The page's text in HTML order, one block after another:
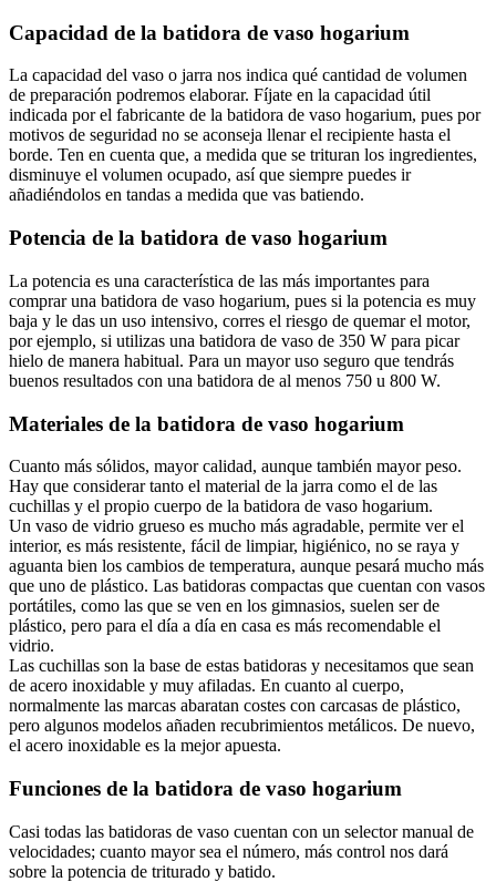
Capacidad de la batidora de vaso hogarium
La capacidad del vaso o jarra nos indica qué cantidad de volumen
de preparación podremos elaborar. Fíjate en la capacidad útil
indicada por el fabricante de la batidora de vaso hogarium, pues por
motivos de seguridad no se aconseja llenar el recipiente hasta el
borde. Ten en cuenta que, a medida que se trituran los ingredientes,
disminuye el volumen ocupado, así que siempre puedes ir
añadiéndolos en tandas a medida que vas batiendo.
Potencia de la batidora de vaso hogarium
La potencia es una característica de las más importantes para
comprar una batidora de vaso hogarium, pues si la potencia es muy
baja y le das un uso intensivo, corres el riesgo de quemar el motor,
por ejemplo, si utilizas una batidora de vaso de 350 W para picar
hielo de manera habitual. Para un mayor uso seguro que tendrás
buenos resultados con una batidora de al menos 750 u 800 W.
Materiales de la batidora de vaso hogarium
Cuanto más sólidos, mayor calidad, aunque también mayor peso.
Hay que considerar tanto el material de la jarra como el de las
cuchillas y el propio cuerpo de la batidora de vaso hogarium.
Un vaso de vidrio grueso es mucho más agradable, permite ver el
interior, es más resistente, fácil de limpiar, higiénico, no se raya y
aguanta bien los cambios de temperatura, aunque pesará mucho más
que uno de plástico. Las batidoras compactas que cuentan con vasos
portátiles, como las que se ven en los gimnasios, suelen ser de
plástico, pero para el día a día en casa es más recomendable el
vidrio.
Las cuchillas son la base de estas batidoras y necesitamos que sean
de acero inoxidable y muy afiladas. En cuanto al cuerpo,
normalmente las marcas abaratan costes con carcasas de plástico,
pero algunos modelos añaden recubrimientos metálicos. De nuevo,
el acero inoxidable es la mejor apuesta.
Funciones de la batidora de vaso hogarium
Casi todas las batidoras de vaso cuentan con un selector manual de
velocidades; cuanto mayor sea el número, más control nos dará
sobre la potencia de triturado y batido.